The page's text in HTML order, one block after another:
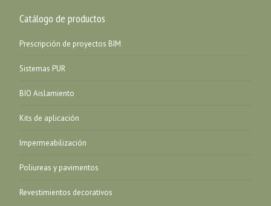
Catálogo de productos
Prescripción de proyectos BIM
Sistemas PUR
BIO Aislamiento
Kits de aplicación
Impermeabilización
Poliureas y pavimentos
Revestimientos decorativos